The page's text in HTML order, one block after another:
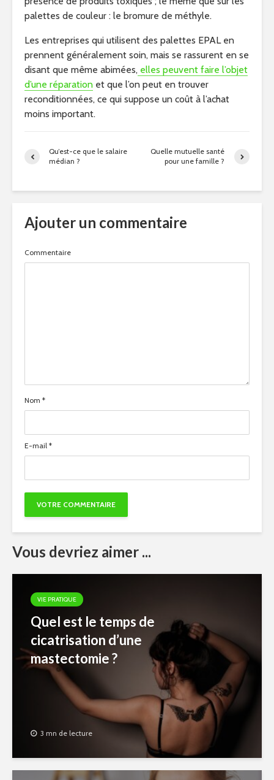
palettes de couleur : le bromure de méthyle.
Les entreprises qui utilisent des palettes EPAL en
prennent généralement soin, mais se rassurent en se
disant que même abimées, elles peuvent faire l’objet
d’une réparation et que l’on peut en trouver
reconditionnées, ce qui suppose un coût à l’achat
moins important.
Qu’est-ce que le salaire
médian ?
Quelle mutuelle santé
pour une famille ?
Ajouter un commentaire
Commentaire
Nom *
E-mail *
Vous devriez aimer ...
VIE PRATIQUE
Quel est le temps de
cicatrisation d’une
mastectomie ?
3 mn de lecture